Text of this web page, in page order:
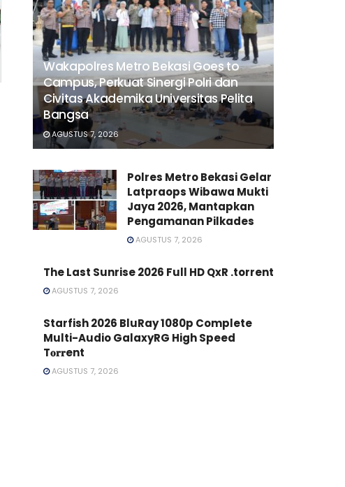
Wakapolres Metro Bekasi Goes to
Campus, Perkuat Sinergi Polri dan
Civitas Akademika Universitas Pelita
Bangsa
AGUSTUS 7, 2026
Polres Metro Bekasi Gelar
Latpraops Wibawa Mukti
Jaya 2026, Mantapkan
Pengamanan Pilkades
AGUSTUS 7, 2026
The Last Sunrise 2026 Full HD QxR .torrent
AGUSTUS 7, 2026
Starfish 2026 BluRay 1080p Complete
Multi-Audio GalaxyRG High Speed
T𝐨𝐫𝐫ent
AGUSTUS 7, 2026